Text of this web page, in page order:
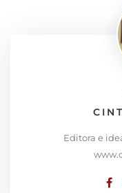
Editora e